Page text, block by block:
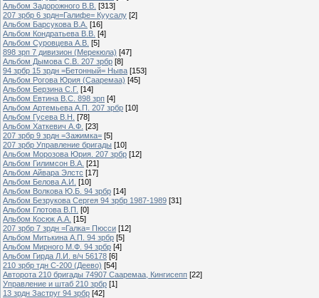
Альбом Задорожного В.В. [313]
207 зрбр 6 зрдн=Галифе= Куусалу [2]
Альбом Барсукова В.А. [16]
Альбом Кондратьева В.В. [4]
Альбом Суровцева А.В. [5]
898 зрп 7 дивизион (Мерекюла) [47]
Альбом Дымова С.В. 207 зрбр [8]
94 зрбр 15 зрдн =Бетонный= Ныва [153]
Альбом Рогова Юрия (Сааремаа) [45]
Альбом Берзина С.Г. [14]
Альбом Евтина В.С. 898 зрп [4]
Альбом Артемьева А.П. 207 зрбр [10]
Альбом Гусева В.Н. [78]
Альбом Хаткевич А.Ф. [23]
207 зрбр 9 зрдн =Зажимка= [5]
207 зрбр Управление бригады [10]
Альбом Морозова Юрия. 207 зрбр [12]
Альбом Гилимсон В.А. [21]
Альбом Айвара Элстс [17]
Альбом Белова А.И. [10]
Альбом Волкова Ю.Б. 94 зрбр [14]
Альбом Безрукова Сергея 94 зрбр 1987-1989 [31]
Альбом Глотова В.П. [0]
Альбом Косюк А.А. [15]
207 зрбр 7 зрдн =Галка= Пюсси [12]
Альбом Митькина А.П. 94 зрбр [5]
Альбом Мирного М.Ф. 94 зрбр [4]
Альбом Гирда Л.И. в/ч 56178 [6]
210 зрбр тдн С-200 (Деево) [54]
Авторота 210 бригады 74907 Сааремаа, Кингисепп [22]
Управление и штаб 210 зрбр [1]
13 зрдн Заструг 94 зрбр [42]